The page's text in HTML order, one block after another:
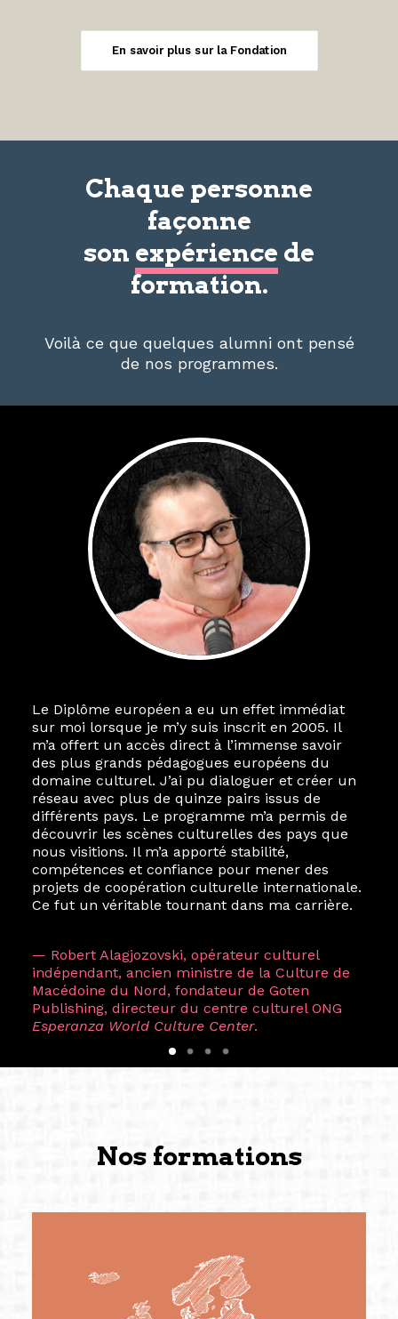
En savoir plus sur la Fondation
Chaque personne
façonne
son expérience de
formation.
Voilà ce que quelques alumni ont pensé
de nos programmes.
Le Diplôme européen a eu un effet immédiat
sur moi lorsque je m’y suis inscrit en 2005. Il
m’a offert un accès direct à l’immense savoir
des plus grands pédagogues européens du
domaine culturel. J’ai pu dialoguer et créer un
réseau avec plus de quinze pairs issus de
différents pays. Le programme m’a permis de
découvrir les scènes culturelles des pays que
nous visitions. Il m’a apporté stabilité,
compétences et confiance pour mener des
projets de coopération culturelle internationale.
Ce fut un véritable tournant dans ma carrière.
— Robert Alagjozovski, opérateur culturel
indépendant, ancien ministre de la Culture de
Macédoine du Nord, fondateur de Goten
Publishing, directeur du centre culturel ONG
Esperanza World Culture Center.
Nos formations